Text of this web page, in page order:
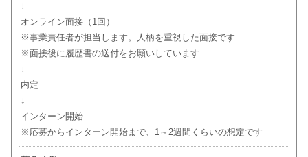
↓
オンライン面接（1回）
※事業責任者が担当します。人柄を重視した面接です
※面接後に履歴書の送付をお願いしています
↓
内定
↓
インターン開始
※応募からインターン開始まで、1～2週間くらいの想定です